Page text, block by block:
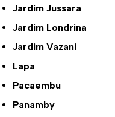
Jardim Jussara
Jardim Londrina
Jardim Vazani
Lapa
Pacaembu
Panamby